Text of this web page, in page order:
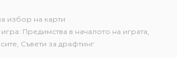
избор на карти
Предимства в началото на играта,
Съвети за драфтинг